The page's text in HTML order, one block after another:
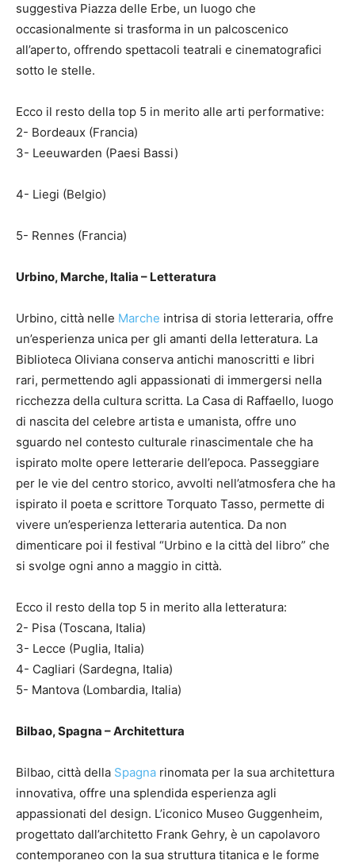
suggestiva Piazza delle Erbe, un luogo che
occasionalmente si trasforma in un palcoscenico
all’aperto, offrendo spettacoli teatrali e cinematografici
sotto le stelle.
Ecco il resto della top 5 in merito alle arti performative:
2- Bordeaux (Francia)
3- Leeuwarden (Paesi Bassi)
4- Liegi (Belgio)
5- Rennes (Francia)
Urbino, Marche, Italia – Letteratura
Urbino, città nelle Marche intrisa di storia letteraria, offre
un’esperienza unica per gli amanti della letteratura. La
Biblioteca Oliviana conserva antichi manoscritti e libri
rari, permettendo agli appassionati di immergersi nella
ricchezza della cultura scritta. La Casa di Raffaello, luogo
di nascita del celebre artista e umanista, offre uno
sguardo nel contesto culturale rinascimentale che ha
ispirato molte opere letterarie dell’epoca. Passeggiare
per le vie del centro storico, avvolti nell’atmosfera che ha
ispirato il poeta e scrittore Torquato Tasso, permette di
vivere un’esperienza letteraria autentica. Da non
dimenticare poi il festival “Urbino e la città del libro” che
si svolge ogni anno a maggio in città.
Ecco il resto della top 5 in merito alla letteratura:
2- Pisa (Toscana, Italia)
3- Lecce (Puglia, Italia)
4- Cagliari (Sardegna, Italia)
5- Mantova (Lombardia, Italia)
Bilbao, Spagna – Architettura
Bilbao, città della Spagna rinomata per la sua architettura
innovativa, offre una splendida esperienza agli
appassionati del design. L’iconico Museo Guggenheim,
progettato dall’architetto Frank Gehry, è un capolavoro
contemporaneo con la sua struttura titanica e le forme